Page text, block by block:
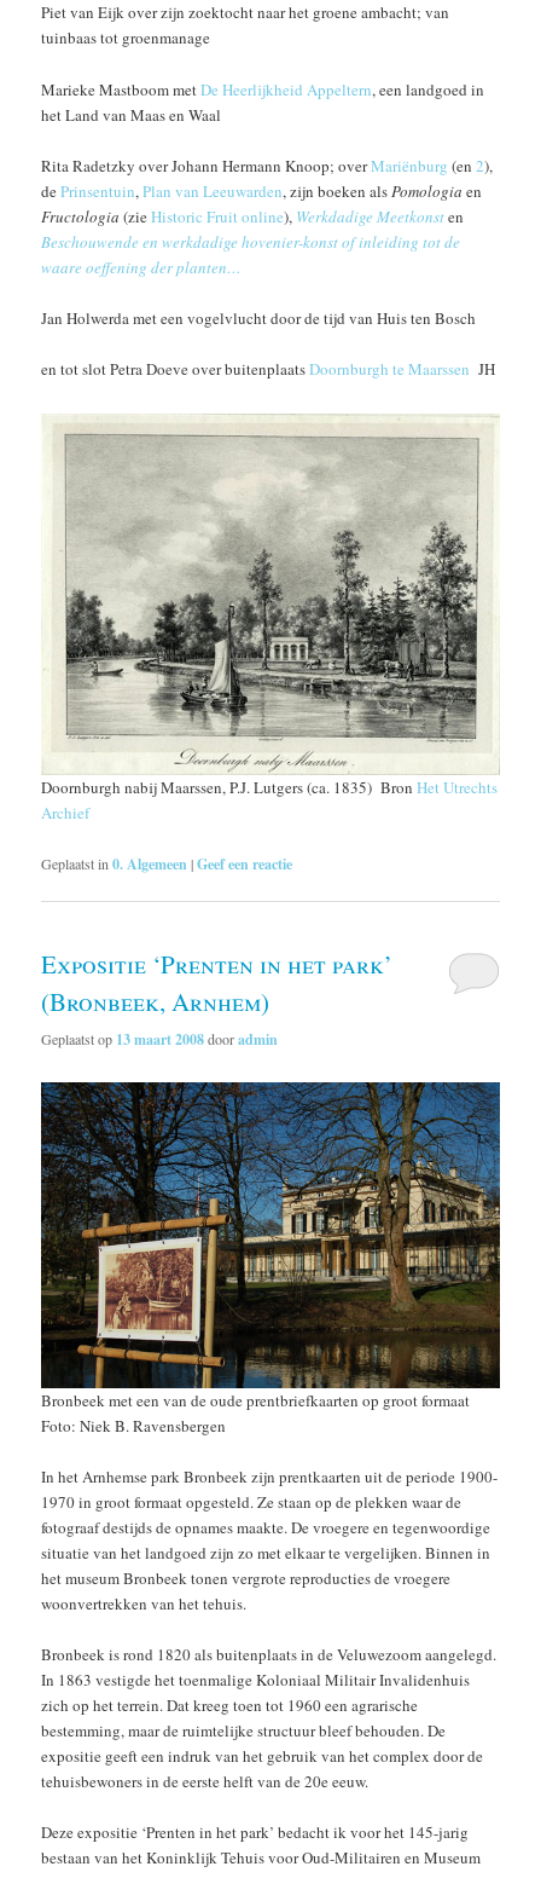
Piet van Eijk over zijn zoektocht naar het groene ambacht; van
tuinbaas tot groenmanage
Marieke Mastboom metDe Heerlijkheid Appeltern, een landgoed in
het Land van Maas en Waal
Rita Radetzky over Johann Hermann Knoop; overMariënburg (en2),
dePrinsentuin,Plan van Leeuwarden, zijn boeken alsPomologiaen
Fructologia(zieHistoric Fruit online), Werkdadige Meetkonsten
Beschouwende en werkdadige hovenier-konst of inleiding tot de
waare oeffening der planten…
Jan Holwerda met een vogelvlucht door de tijd van Huis ten Bosch
en tot slot Petra Doeve over buitenplaatsDoornburgh te Maarssen JH
Doornburgh nabij Maarssen, P.J. Lutgers (ca. 1835) BronHet Utrechts
Archief
Geplaatst in 0. Algemeen |Geef een reactie
Expositie ‘Prenten in het park’
(Bronbeek, Arnhem)
Geplaatst op 13 maart 2008dooradmin
Bronbeek met een van de oude prentbriefkaarten op groot formaat
Foto: Niek B. Ravensbergen
In het Arnhemse park Bronbeek zijn prentkaarten uit de periode 1900-
1970 in groot formaat opgesteld. Ze staan op de plekken waar de
fotograaf destijds de opnames maakte. De vroegere en tegenwoordige
situatie van het landgoed zijn zo met elkaar te vergelijken. Binnen in
het museum Bronbeek tonen vergrote reproducties de vroegere
woonvertrekken van het tehuis.
Bronbeek is rond 1820 als buitenplaats in de Veluwezoom aangelegd.
In 1863 vestigde het toenmalige Koloniaal Militair Invalidenhuis
zich op het terrein. Dat kreeg toen tot 1960 een agrarische
bestemming, maar de ruimtelijke structuur bleef behouden. De
expositie geeft een indruk van het gebruik van het complex door de
tehuisbewoners in de eerste helft van de 20e eeuw.
Deze expositie ‘Prenten in het park’ bedacht ik voor het 145-jarig
bestaan van het Koninklijk Tehuis voor Oud-Militairen en Museum